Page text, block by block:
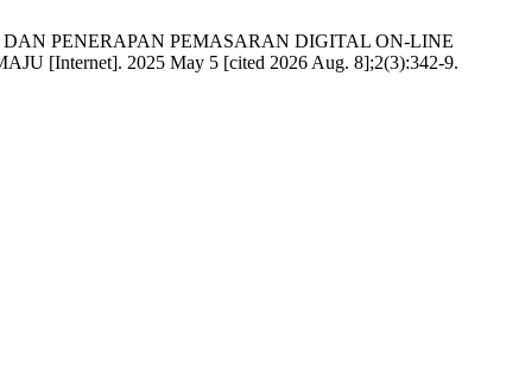
DAN PENERAPAN PEMASARAN DIGITAL ON-LINE
[Internet]. 2025 May 5 [cited 2026 Aug. 8];2(3):342-9.